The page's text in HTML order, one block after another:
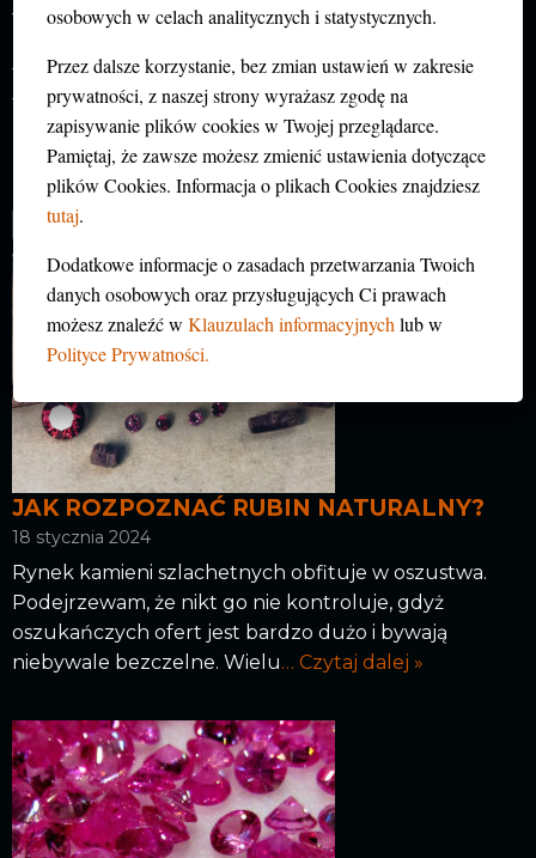
– piękną barwę, wysoką twardość i czystość. Są to, na
turmaliny, topazy, granaty, spinele itd. Materiały
tańsze, bardziej pospolite, często nieprzezroczyste
(różne odmiany kwarcu, lapis lazuli, turkus, malachit)
nazywamy „kamieniami ozdobnymi”.
2
JAK ROZPOZNAĆ RUBIN NATURALNY?
18 stycznia 2024
Rynek kamieni szlachetnych obfituje w oszustwa.
Podejrzewam, że nikt go nie kontroluje, gdyż
oszukańczych ofert jest bardzo dużo i bywają
niebywale bezczelne. Wielu… Czytaj dalej »
osobowych w celach analitycznych i statystycznych.
Przez dalsze korzystanie, bez zmian ustawień w zakresie
prywatności, z naszej strony wyrażasz zgodę na
zapisywanie plików cookies w Twojej przeglądarce.
Pamiętaj, że zawsze możesz zmienić ustawienia dotyczące
plików Cookies. Informacja o plikach Cookies znajdziesz
tutaj.
Dodatkowe informacje o zasadach przetwarzania Twoich
danych osobowych oraz przysługujących Ci prawach
możesz znaleźć wKlauzulach informacyjnych lub w
Polityce Prywatności.